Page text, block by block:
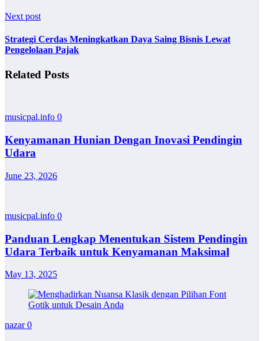
Next post
Strategi Cerdas Meningkatkan Daya Saing Bisnis Lewat
Pengelolaan Pajak
Related Posts
musicpal.info 0
Kenyamanan Hunian Dengan Inovasi Pendingin
Udara
June 23, 2026
musicpal.info 0
Panduan Lengkap Menentukan Sistem Pendingin
Udara Terbaik untuk Kenyamanan Maksimal
May 13, 2025
nazar0